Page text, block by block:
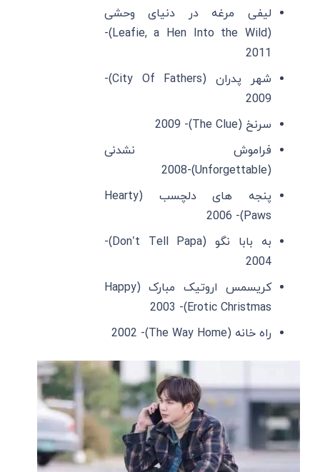
لیفی مرغه در دنیای وحشی
(Leafie, a Hen Into the Wild)-
2011
شهر پدران (City Of Fathers)-
2009
سرنخ (The Clue)- 2009
فراموش نشدنی
(Unforgettable)-2008
پنجه های دلچسب (Hearty
Paws)- 2006
به بابا نگو (Don’t Tell Papa)-
2004
کریسمس اروتیک مبارک (Happy
Erotic Christmas)- 2003
راه خانه (The Way Home)- 2002